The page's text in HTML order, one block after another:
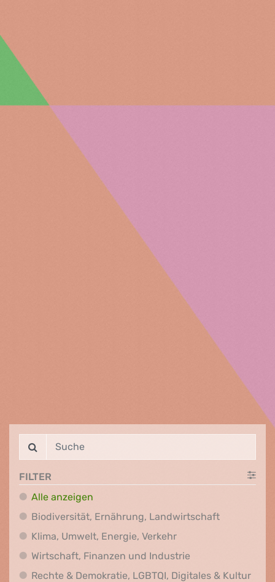
FILTER
Alle anzeigen
Biodiversität, Ernährung, Landwirtschaft
Klima, Umwelt, Energie, VerkehrKlima, Umwelt,
Wirtschaft, Finanzen und IndustrieWirtschaft,
Rechte & Demokratie, LGBTQI, Digitales & Kultur